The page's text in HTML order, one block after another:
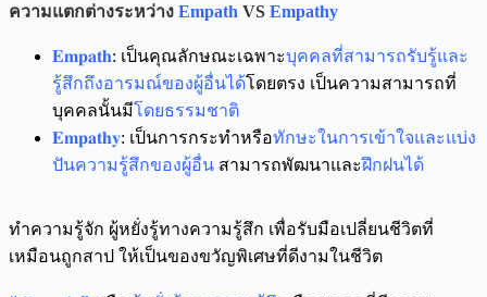
ความแตกต่างระหว่าง Empath VS Empathy
𝐄𝐦𝐩𝐚𝐭𝐡: เป็นคุณลักษณะเฉพาะบุคคลที่สามารถรับรู้และ
รู้สึกถึงอารมณ์ของผู้อื่นได้โดยตรง เป็นความสามารถที่
บุคคลนั้นมีโดยธรรมชาติ
𝐄𝐦𝐩𝐚𝐭𝐡𝐲: เป็นการกระทำหรือทักษะในการเข้าใจและแบ่ง
ปันความรู้สึกของผู้อื่น สามารถพัฒนาและฝึกฝนได้
ทำความรู้จัก ผู้หยั่งรู้ทางความรู้สึก เพื่อรับมือเปลี่ยนชีวิตที่
เหมือนถูกสาป ให้เป็นของขวัญพิเศษที่ดีงามในชีวิต